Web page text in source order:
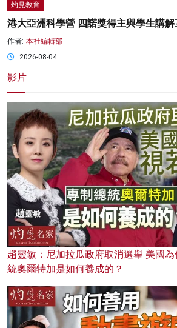
灼見教育
港大亞洲科學營 四諾獎得主與學生講解
作者: 本社編輯部
2026-08-04
影片
趙靈敏：尼加拉瓜政府取消選舉 美國
統奧爾特加是如何養成的？